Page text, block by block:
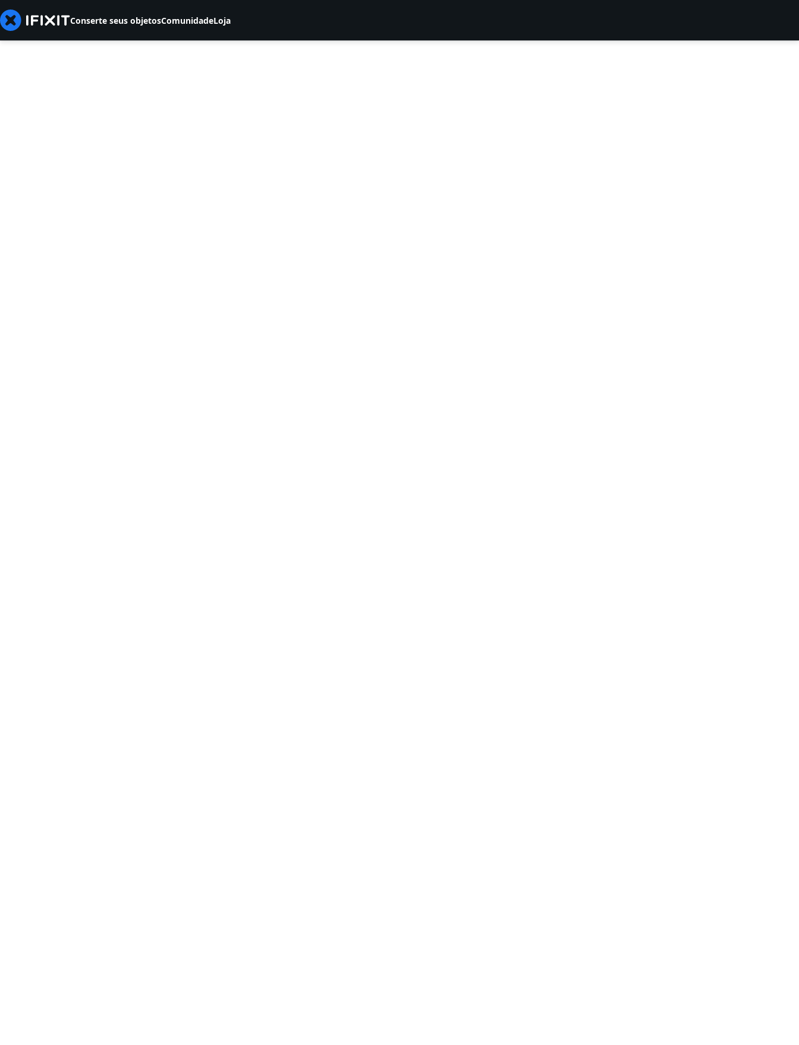
Conserte seus objetosComunidadeLoja